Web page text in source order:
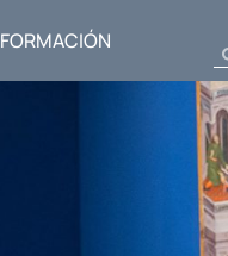
FORMACIÓN